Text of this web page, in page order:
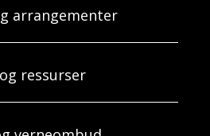
arrangementer
ressurser